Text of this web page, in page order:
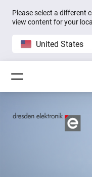
Please select a different
view content for your
United States